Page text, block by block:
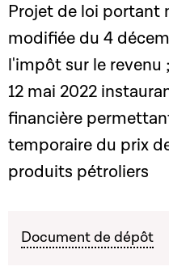
Projet de loi portant
modifiée du 4
l'impôt sur le revenu
12 mai 2022
financière
temporaire du prix
produits pétroliers
Document de dépôt